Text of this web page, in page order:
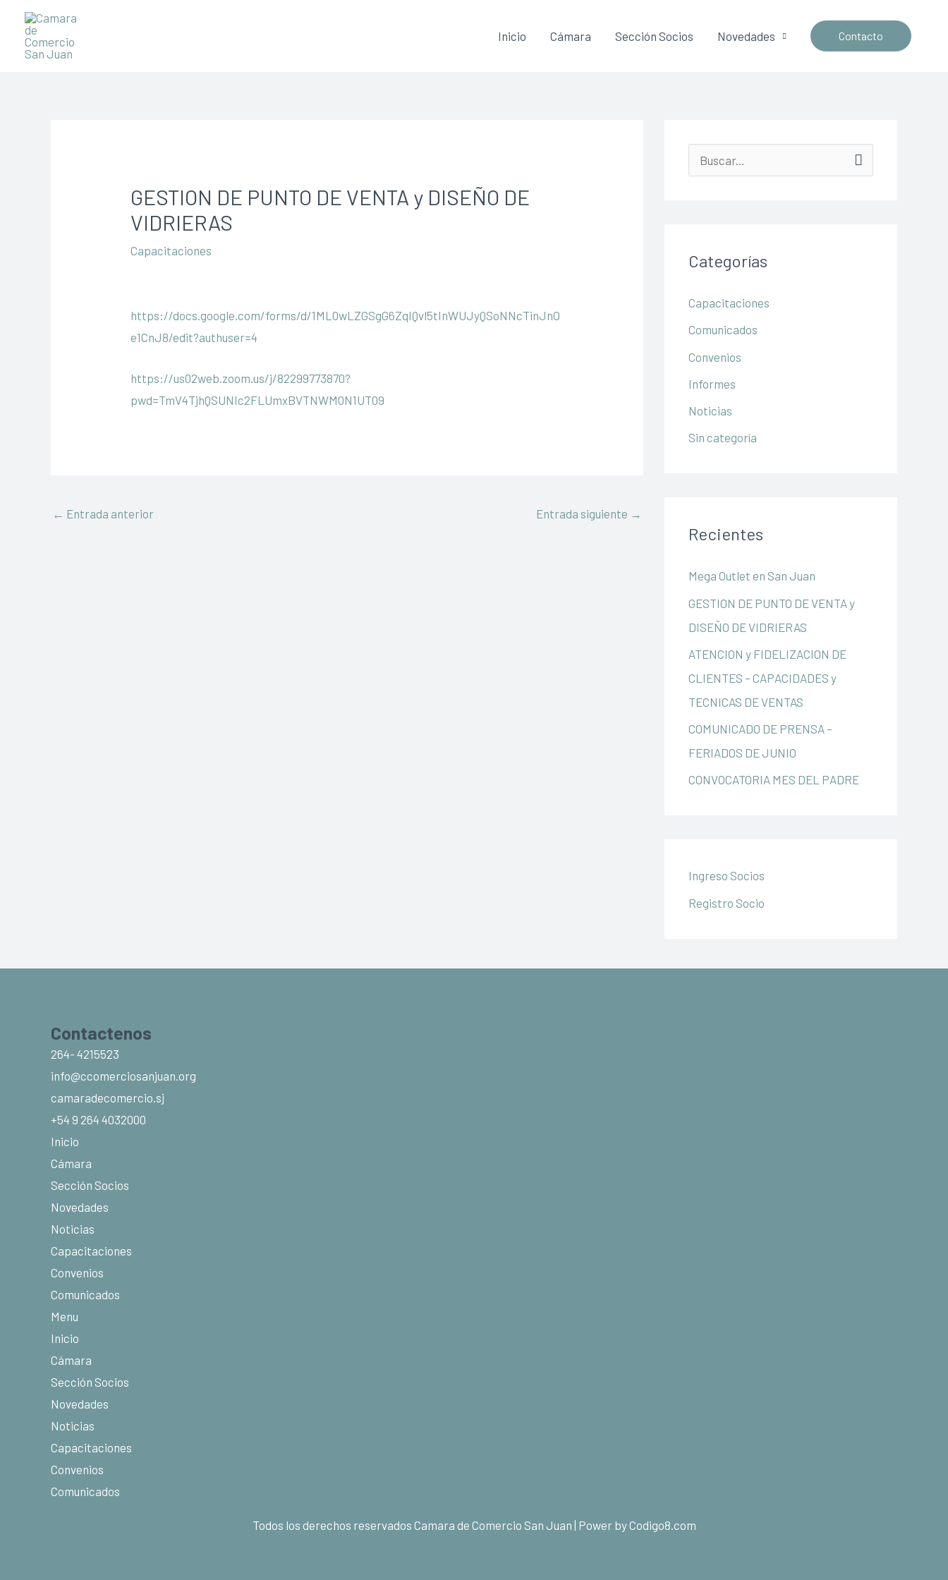
contenido
Inicio Cámara Sección Socios Novedades Contacto
GESTION DE PUNTO DE VENTA y DISEÑO DE
VIDRIERAS
Capacitaciones
https://docs.google.com/forms/d/1ML0wLZGSgG6ZqIQvl5tInWUJyQSoNNcTinJnO
e1CnJ8/edit?authuser=4
https://us02web.zoom.us/j/82299773870?
pwd=TmV4TjhQSUNIc2FLUmxBVTNWM0N1UT09
← Entrada anterior Entrada siguiente →
a
p
o
r
:
Categorías
Capacitaciones
Comunicados
Convenios
Informes
Noticias
Sin categoría
Recientes
Mega Outlet en San Juan
GESTION DE PUNTO DE VENTA y
DISEÑO DE VIDRIERAS
ATENCION y FIDELIZACION DE
CLIENTES – CAPACIDADES y
TECNICAS DE VENTAS
COMUNICADO DE PRENSA –
FERIADOS DE JUNIO
CONVOCATORIA MES DEL PADRE
Ingreso Socios
Registro Socio
Contactenos
264- 4215523
info@ccomerciosanjuan.org
camaradecomercio.sj
+54 9 264 4032000
Inicio
Cámara
Sección Socios
Novedades
Noticias
Capacitaciones
Convenios
Comunicados
Menu
Inicio
Cámara
Sección Socios
Novedades
Noticias
Capacitaciones
Convenios
Comunicados
Todos los derechos reservados Camara de Comercio San Juan | Power byCodigo8.com